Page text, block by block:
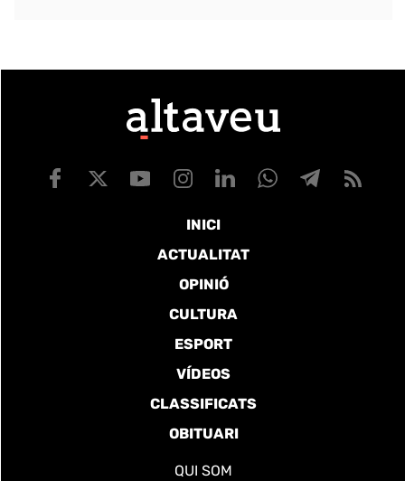
INICI
ACTUALITAT
OPINIÓ
CULTURA
ESPORT
VÍDEOS
CLASSIFICATS
OBITUARI
QUI SOM